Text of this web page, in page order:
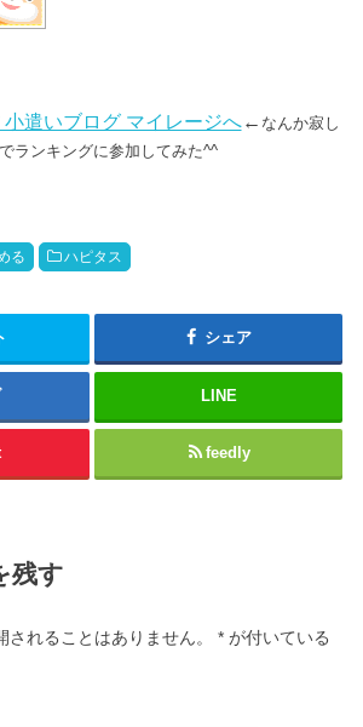
← なんか寂し
ランキングに参加してみた^^
る ハピタス
シェア
LINE
feedly
残す
されることはありません。 * が付いている